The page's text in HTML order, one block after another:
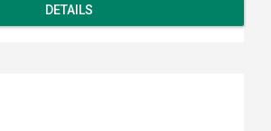
DETAILS